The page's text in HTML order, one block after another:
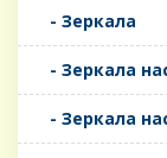
- Зеркала
- Зеркала
- Зеркала